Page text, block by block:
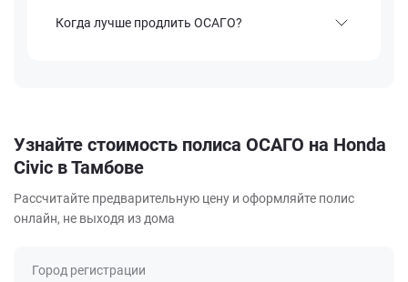
Когда лучше продлить ОСАГО?
Узнайте стоимость полиса ОСАГО на Honda
Civic в Тамбове
Рассчитайте предварительную цену и оформляйте полис
онлайн, не выходя из дома
Город регистрации